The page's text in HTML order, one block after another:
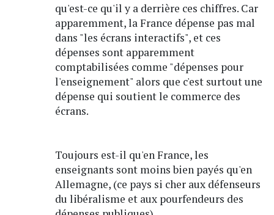
qu'est-ce qu'il y a derrière ces chiffres. Car
apparemment, la France dépense pas mal
dans "les écrans interactifs", et ces
dépenses sont apparemment
comptabilisées comme "dépenses pour
l'enseignement" alors que c'est surtout une
dépense qui soutient le commerce des
écrans.
Toujours est-il qu'en France, les
enseignants sont moins bien payés qu'en
Allemagne, (ce pays si cher aux défenseurs
du libéralisme et aux pourfendeurs des